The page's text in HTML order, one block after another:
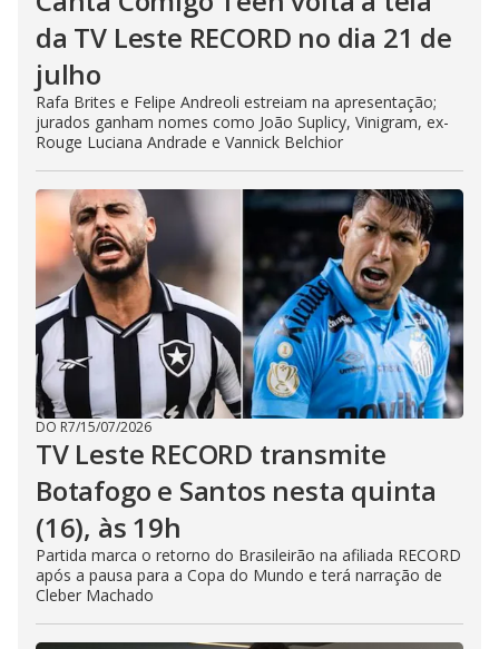
da TV Leste RECORD no dia 21 de
julho
Rafa Brites e Felipe Andreoli estreiam na apresentação;
jurados ganham nomes como João Suplicy, Vinigram, ex-
Rouge Luciana Andrade e Vannick Belchior
DO R7/15/07/2026
TV Leste RECORD transmite
Botafogo e Santos nesta quinta
(16), às 19h
Partida marca o retorno do Brasileirão na afiliada RECORD
após a pausa para a Copa do Mundo e terá narração de
Cleber Machado